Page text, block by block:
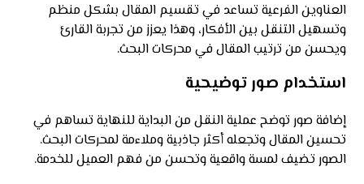
العناوين الفرعية تساعد في تقسيم المقال بشكل منظم
وتسهيل التنقل بين الأفكار، وهذا يعزز من تجربة القارئ
ويحسن من ترتيب المقال في محركات البحث.
استخدام صور توضيحية
إضافة صور توضح عملية النقل من البداية للنهاية تساهم في
تحسين المقال وتجعله أكثر جاذبية وملاءمة لمحركات البحث.
الصور تضيف لمسة واقعية وتحسن من فهم العميل للخدمة.